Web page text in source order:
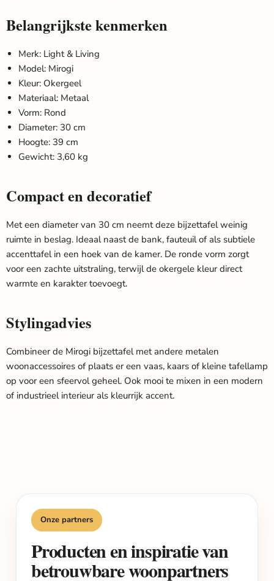
Belangrijkste kenmerken
Merk: Light & Living
Model: Mirogi
Kleur: Okergeel
Materiaal: Metaal
Vorm: Rond
Diameter: 30 cm
Hoogte: 39 cm
Gewicht: 3,60 kg
Compact en decoratief
Met een diameter van 30 cm neemt deze bijzettafel weinig
ruimte in beslag. Ideaal naast de bank, fauteuil of als subtiele
accenttafel in een hoek van de kamer. De ronde vorm zorgt
voor een zachte uitstraling, terwijl de okergele kleur direct
warmte en karakter toevoegt.
Stylingadvies
Combineer de Mirogi bijzettafel met andere metalen
woonaccessoires of plaats er een vaas, kaars of kleine tafellamp
op voor een sfeervol geheel. Ook mooi te mixen in een modern
of industrieel interieur als kleurrijk accent.
Onze partners
Producten en inspiratie van
betrouwbare woonpartners